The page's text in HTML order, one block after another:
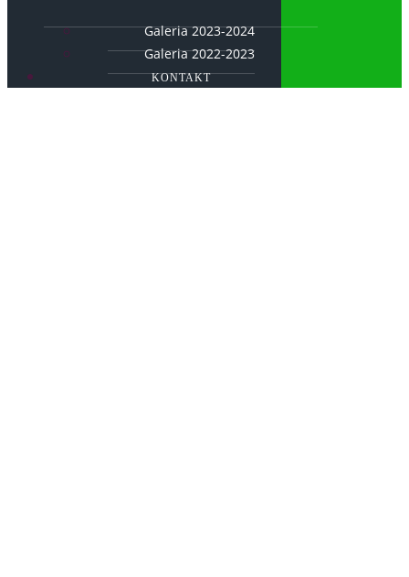
Galeria 2023-2024
Galeria 2022-2023
KONTAKT